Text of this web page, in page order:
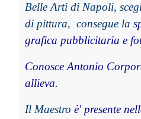
Belle Arti di Napoli,
di pittura, consegue la
grafica pubblicitaria e
Conosce Antonio
allieva.
Il Maestro è' presente